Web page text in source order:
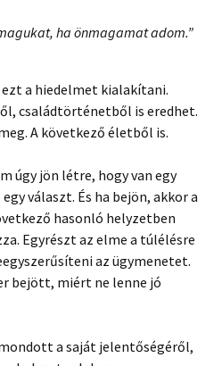
ha önmagamat adom.”
a hiedelmet kialakítani.
családtörténetből is eredhet.
A következő életből is.
úgy jön létre, hogy van egy
választ. És ha bejön, akkor a
hasonló helyzetben
Egyrészt az elme a túlélésre
az ügymenetet.
bejött, miért ne lenne jó
a saját jelentőségéről,